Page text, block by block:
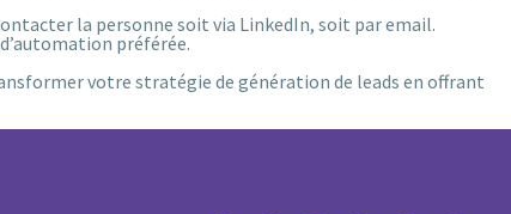
la personne soit via LinkedIn, soit par email.
préférée.
votre stratégie de génération de leads en offrant